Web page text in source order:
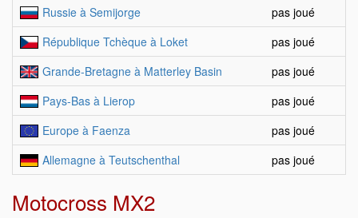
Russie à Semijorge
pas joué
République Tchèque à Loket
pas joué
Grande-Bretagne à Matterley Basin
pas joué
Pays-Bas à Lierop
pas joué
Europe à Faenza
pas joué
Allemagne à Teutschenthal
pas joué
Motocross MX2